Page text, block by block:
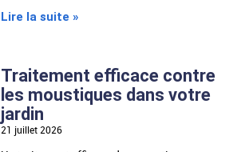
Lire la suite »
Traitement efficace contre
les moustiques dans votre
jardin
21 juillet 2026